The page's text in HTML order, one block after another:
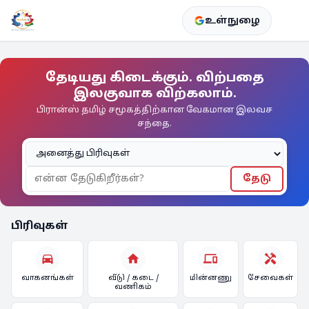
உள்நுழை
தேடியது கிடைக்கும். விற்பதை
இலகுவாக விற்கலாம்.
பிரான்ஸ் தமிழ் சமூகத்திற்கான வேகமான இலவச
சந்தை.
தேடு
பிரிவுகள்
directions_car
வாகனங்கள்
home
வீடு / கடை /
வணிகம்
devices
மின்னணு
handyman
சேவைகள்